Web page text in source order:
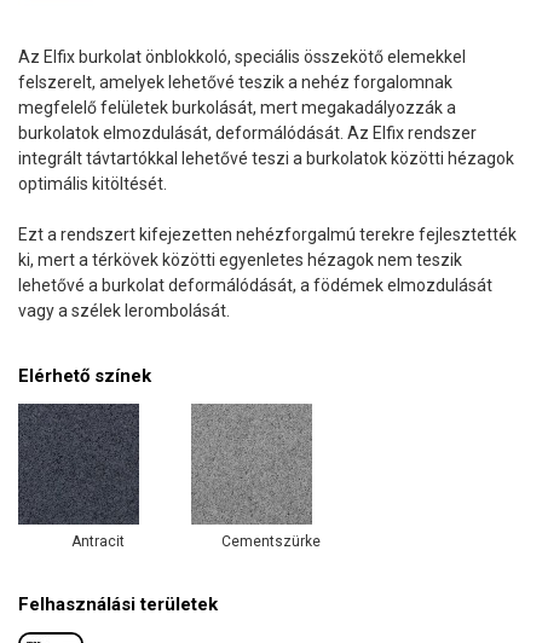
Az Elfix burkolat önblokkoló, speciális összekötő elemekkel
felszerelt, amelyek lehetővé teszik a nehéz forgalomnak
megfelelő felületek burkolását, mert megakadályozzák a
burkolatok elmozdulását, deformálódását. Az Elfix rendszer
integrált távtartókkal lehetővé teszi a burkolatok közötti hézagok
optimális kitöltését.
Ezt a rendszert kifejezetten nehézforgalmú terekre fejlesztették
ki, mert a térkövek közötti egyenletes hézagok nem teszik
lehetővé a burkolat deformálódását, a födémek elmozdulását
vagy a szélek lerombolását.
Elérhető színek
Antracit Cementszürke
Felhasználási területek